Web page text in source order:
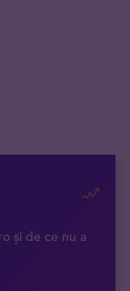
și de ce nu a